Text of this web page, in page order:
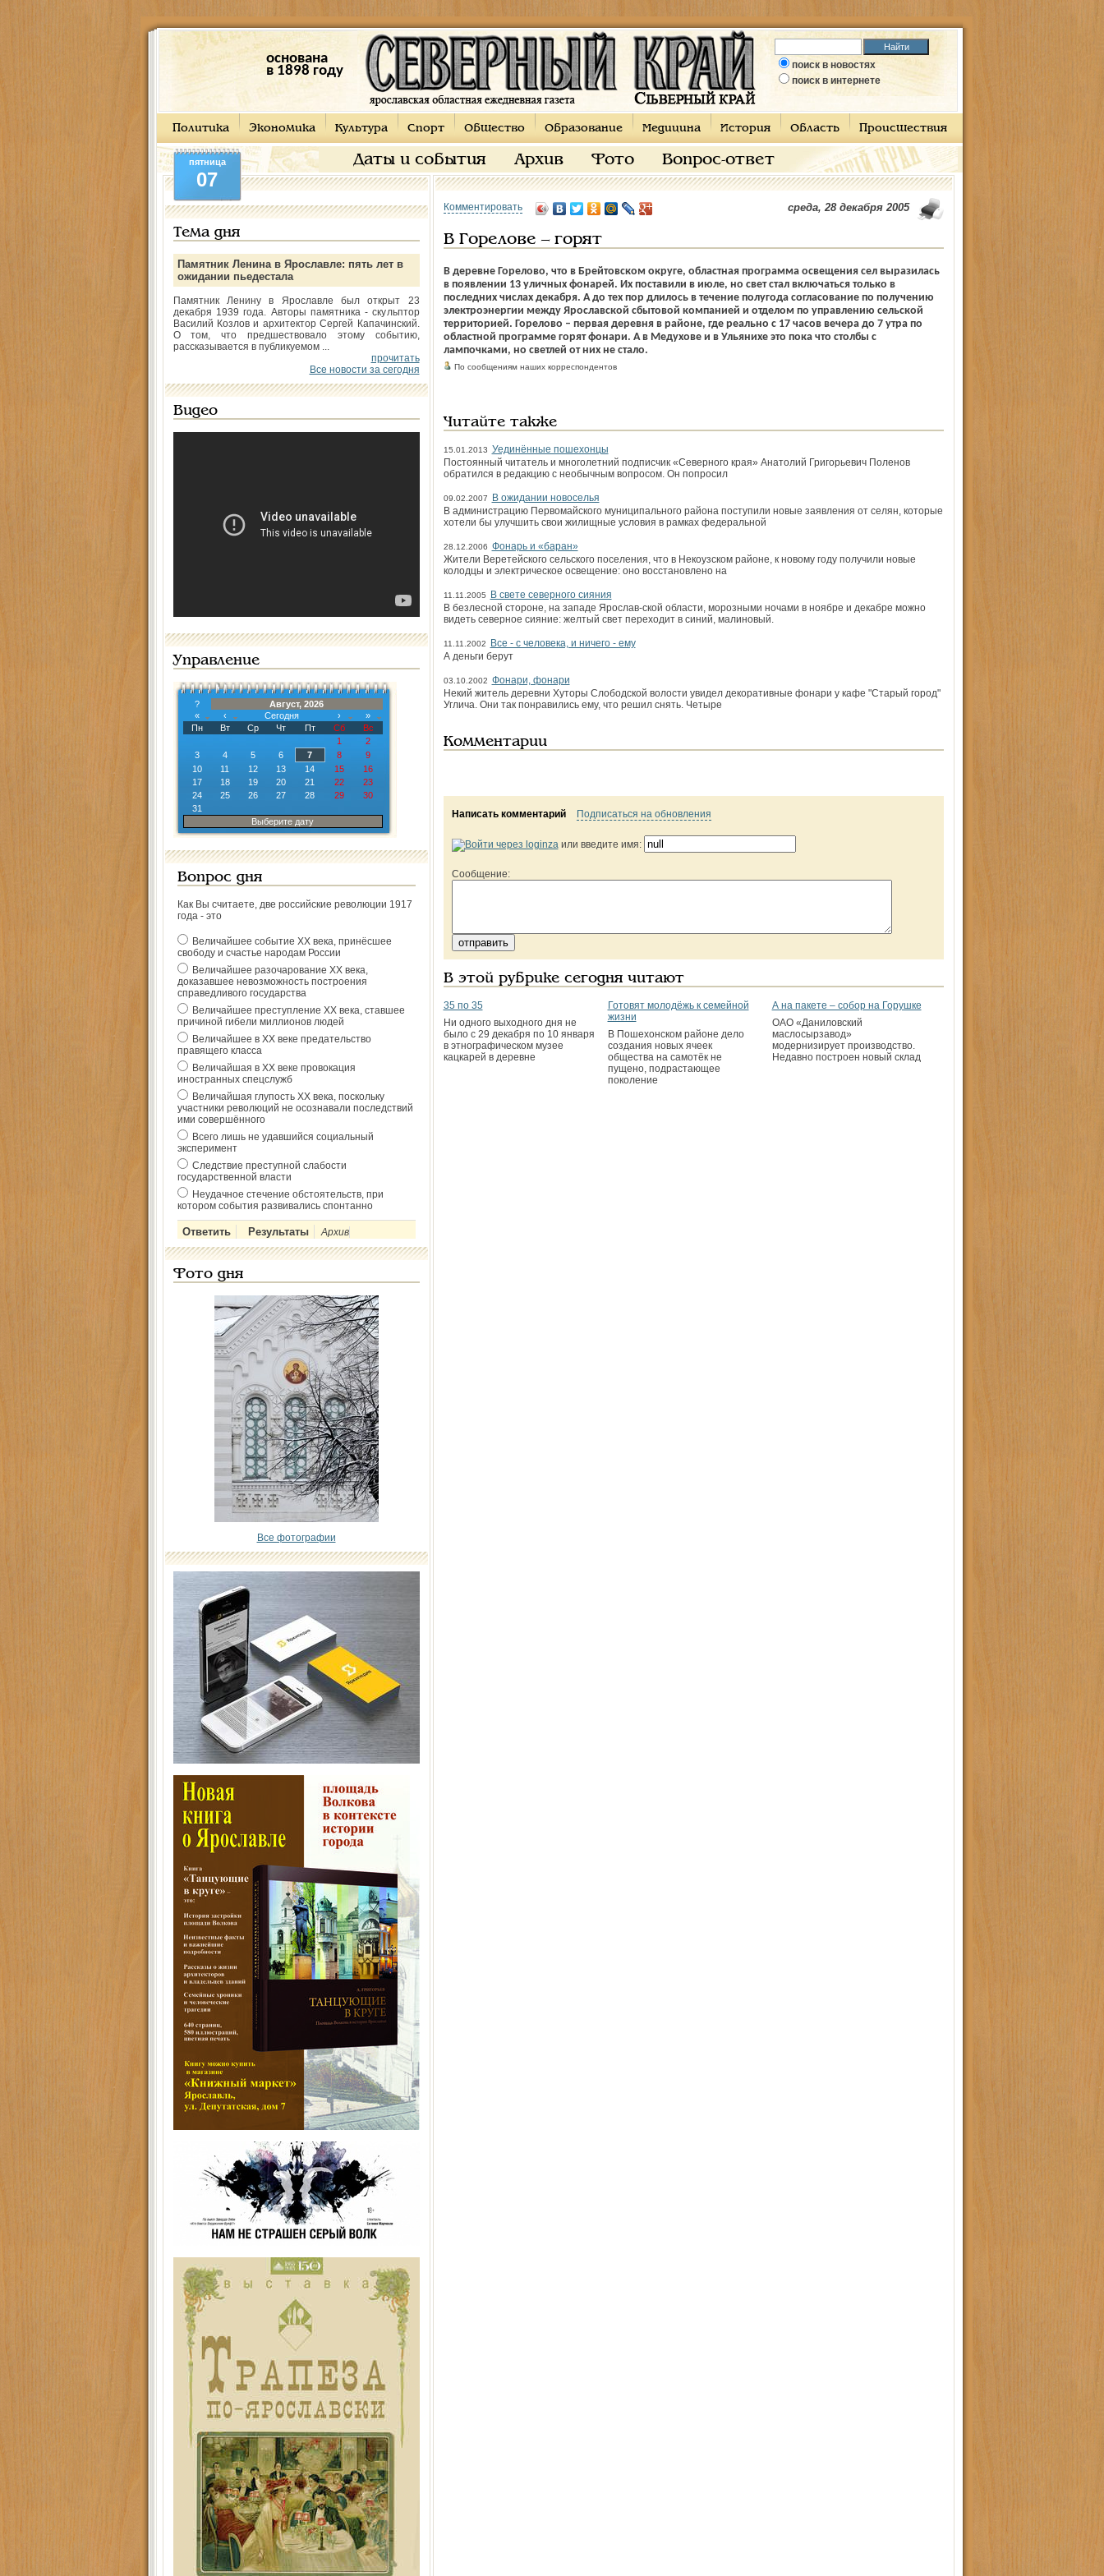
основана
в 1898 году
поиск в новостях
поиск в интернете
Политика Экономика Культура Спорт Общество Образование Медицина История Область Происшествия
Даты и события Архив Фото Вопрос-ответ
пятница
07
Тема дня
Памятник Ленина в Ярославле: пять лет в
ожидании пьедестала
Памятник Ленину в Ярославле был открыт 23
декабря 1939 года. Авторы памятника - скульптор
Василий Козлов и архитектор Сергей Капачинский.
О том, что предшествовало этому событию,
рассказывается в публикуемом ...
прочитать
Все новости за сегодня
Видео
Управление
?
Август, 2026
«
‹ Сегодня ›
»
Пн
Вт Ср Чт Пт Сб
Вс
1
2
3
4 5 6 7 8
9
10
11 12 13 14 15
16
17
18 19 20 21 22
23
24
25 26 27 28 29
30
31
Выберите дату
Вопрос дня
Как Вы считаете, две российские революции 1917
года - это
Величайшее событие ХХ века, принёсшее
свободу и счастье народам России
Величайшее разочарование ХХ века,
доказавшее невозможность построения
справедливого государства
Величайшее преступление ХХ века, ставшее
причиной гибели миллионов людей
Величайшее в ХХ веке предательство
правящего класса
Величайшая в ХХ веке провокация
иностранных спецслужб
Величайшая глупость ХХ века, поскольку
участники революций не осознавали последствий
ими совершённого
Всего лишь не удавшийся социальный
эксперимент
Следствие преступной слабости
государственной власти
Неудачное стечение обстоятельств, при
котором события развивались спонтанно
Архив
Фото дня
Все фотографии
Комментировать среда, 28 декабря 2005
В Горелове – горят
В деревне Горелово, что в Брейтовском округе, областная программа освещения сел выразилась
в появлении 13 уличных фонарей. Их поставили в июле, но свет стал включаться только в
последних числах декабря. А до тех пор длилось в течение полугода согласование по получению
электроэнергии между Ярославской сбытовой компанией и отделом по управлению сельской
территорией. Горелово – первая деревня в районе, где реально с 17 часов вечера до 7 утра по
областной программе горят фонари. А в Медухове и в Ульянихе это пока что столбы с
лампочками, но светлей от них не стало.
По сообщениям наших корреспондентов
Читайте также
15.01.2013 Уединённые пошехонцы
Постоянный читатель и многолетний подписчик «Северного края» Анатолий Григорьевич Поленов
обратился в редакцию с необычным вопросом. Он попросил
09.02.2007
В ожидании новоселья
В администрацию Первомайского муниципального района поступили новые заявления от селян, которые
хотели бы улучшить свои жилищные условия в рамках федеральной
28.12.2006 Фонарь и «баран»
Жители Веретейского сельского поселения, что в Некоузском районе, к новому году получили новые
колодцы и электрическое освещение: оно восстановлено на
11.11.2005
В свете северного сияния
В безлесной стороне, на западе Ярослав-ской области, морозными ночами в ноябре и декабре можно
видеть северное сияние: желтый свет переходит в синий, малиновый.
11.11.2002
Все - с человека, и ничего - ему
А деньги берут
03.10.2002 Фонари, фонари
Некий житель деревни Хуторы Слободской волости увидел декоративные фонари у кафе "Старый город"
Углича. Они так понравились ему, что решил снять. Четыре
Комментарии
Написать комментарий Подписаться на обновления
или введите имя:
Сообщение:
В этой рубрике сегодня читают
35 по 35
Ни одного выходного дня не
было с 29 декабря по 10 января
в этнографическом музее
кацкарей в деревне
Готовят молодёжь к семейной
жизни
В Пошехонском районе дело
создания новых ячеек
общества на самотёк не
пущено, подрастающее
поколение
А на пакете – собор на Горушке
ОАО «Даниловский
маслосырзавод»
модернизирует производство.
Недавно построен новый склад